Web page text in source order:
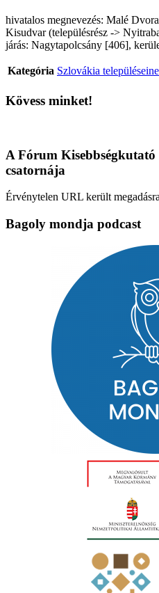
hivatalos megnevezés: Malé
Kisudvar (településrész ->
járás: Nagytapolcsány [406],
Kategória Szlovákia
Kövess minket!
A Fórum Kisebbségkutató
csatornája
Érvénytelen URL került
Bagoly mondja podcast